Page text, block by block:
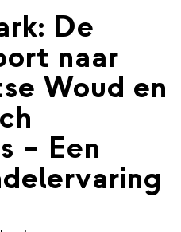
De
naar
Woud en
– Een